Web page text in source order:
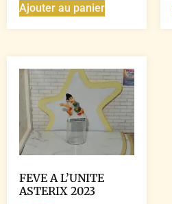
Ajouter au panier
FEVE A L’UNITE
ASTERIX 2023